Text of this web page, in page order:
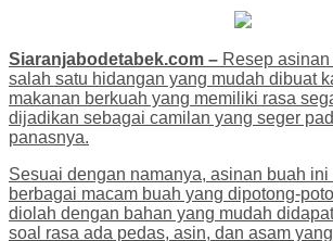
Siaranjabodetabek.com – Resep
salah satu hidangan yang mudah dibuat
makanan berkuah yang memiliki rasa
dijadikan sebagai camilan yang seger
panasnya.
Sesuai dengan namanya, asinan buah
berbagai macam buah yang dipotong-
diolah dengan bahan yang mudah
soal rasa ada pedas, asin, dan asam